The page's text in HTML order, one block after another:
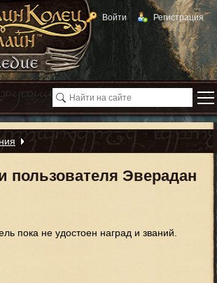
Войти Регистрация
пользователя Эверадан
пока не удостоен наград и званий.